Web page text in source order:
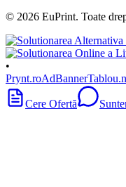
© 2026 EuPrint. Toate
•
Prynt.roAdBanner
Cere Ofertă